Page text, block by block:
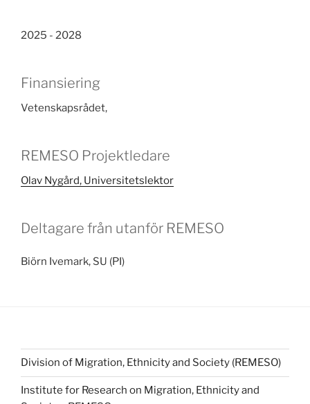
2025 - 2028
Finansiering
Vetenskapsrådet,
REMESO Projektledare
Olav Nygård, Universitetslektor
Deltagare från utanför REMESO
Biörn Ivemark, SU (PI)
Division of Migration, Ethnicity and Society (REMESO)
Institute for Research on Migration, Ethnicity and